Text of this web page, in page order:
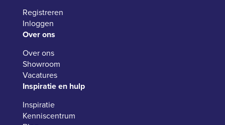
Registreren
Inloggen
Over ons
Over ons
Showroom
Vacatures
Inspiratie en hulp
Inspiratie
Kenniscentrum